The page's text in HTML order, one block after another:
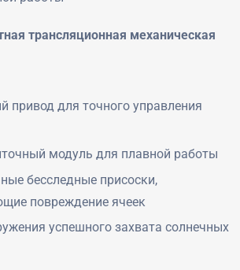
трансляционная механическая
привод для точного управления
модуль для плавной работы
бесследные присоски,
повреждение ячеек
успешного захвата солнечных